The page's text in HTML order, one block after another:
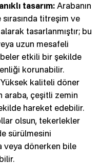
tasarım: Arabanın
sırasında titreşim ve
tasarlanmıştır; bu
uzun mesafeli
etkili bir şekilde
korunabilir.
Yüksek kaliteli döner
araba, çeşitli zemin
hareket edebilir.
olsun, tekerlekler
sürülmesini
veya dönerken bile